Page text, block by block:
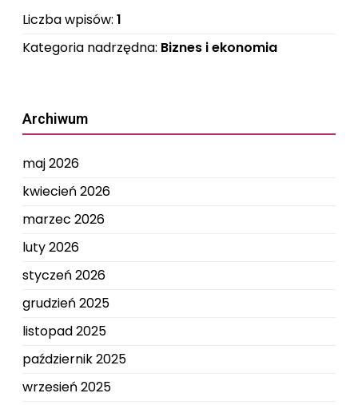
Liczba wpisów: 1
Kategoria nadrzędna: Biznes i ekonomia
Archiwum
maj 2026
kwiecień 2026
marzec 2026
luty 2026
styczeń 2026
grudzień 2025
listopad 2025
październik 2025
wrzesień 2025